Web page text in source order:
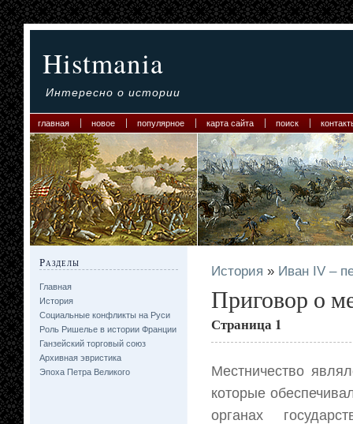
Histmania
Интересно о истории
главная новое популярное карта сайта поиск
Разделы
Главная
История
Социальные конфликты на Руси
Роль Ришелье в истории Франции
Ганзейский торговый союз
Архивная эвристика
Эпоха Петра Великого
История » Иван IV –
Приговор о
Страница 1
Местничество
которые
органах